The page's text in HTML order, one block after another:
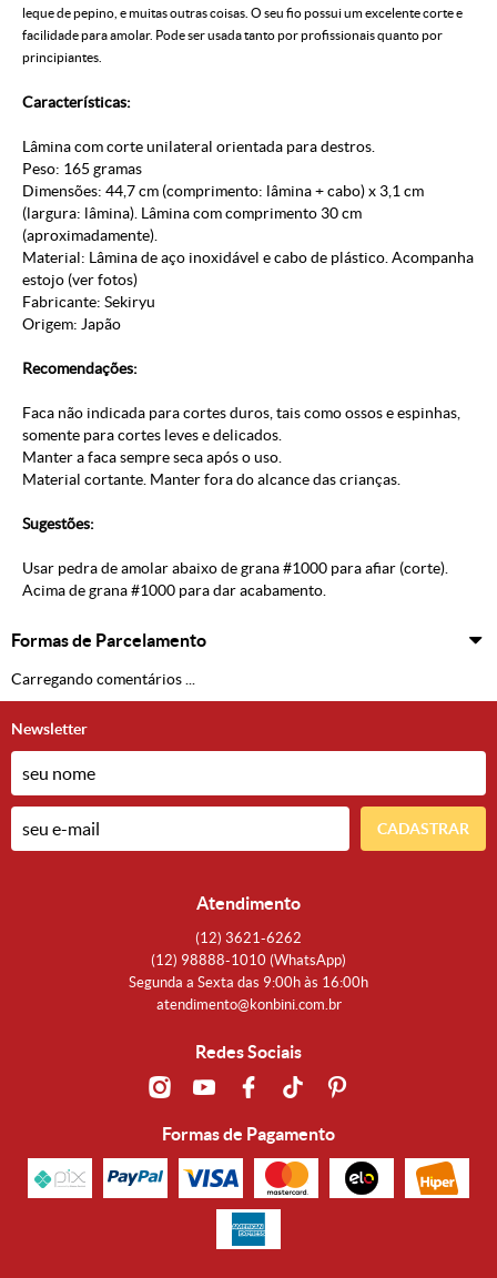
leque de pepino, e muitas outras coisas. O seu fio possui um excelente corte e
facilidade para amolar. Pode ser usada tanto por profissionais quanto por
principiantes.
Características:
Lâmina com corte unilateral orientada para destros.
Peso: 165 gramas
Dimensões: 44,7 cm (comprimento: lâmina + cabo) x 3,1 cm
(largura: lâmina). Lâmina com comprimento 30 cm
(aproximadamente).
Material: Lâmina de aço inoxidável e cabo de plástico. Acompanha
estojo (ver fotos)
Fabricante: Sekiryu
Origem: Japão
Recomendações:
Faca não indicada para cortes duros, tais como ossos e espinhas,
somente para cortes leves e delicados.
Manter a faca sempre seca após o uso.
Material cortante. Manter fora do alcance das crianças.
Sugestões:
Usar pedra de amolar abaixo de grana #1000 para afiar (corte).
Acima de grana #1000 para dar acabamento.
Formas de Parcelamento
Carregando comentários ...
Newsletter
CADASTRAR
Atendimento
(12) 3621-6262
(12) 98888-1010 (WhatsApp)
Segunda a Sexta das 9:00h às 16:00h
atendimento@konbini.com.br
Redes Sociais
Formas de Pagamento